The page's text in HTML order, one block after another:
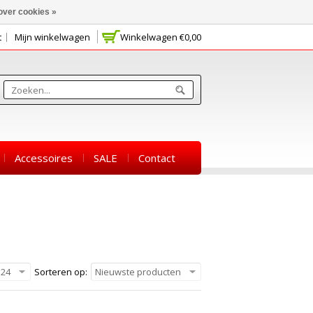
Winkelwagen €0,00
Mijn winkelwagen
Accessoires SALE Contact
Sorteren op: Nieuwste producten
24
cookies »